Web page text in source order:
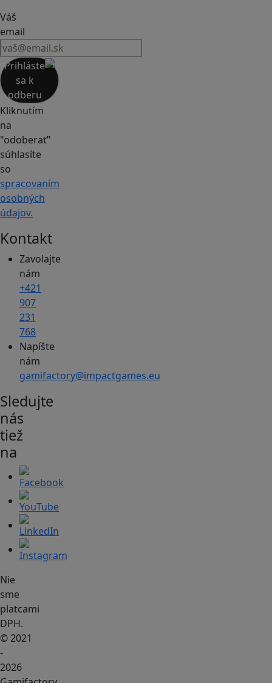
Váš
email
Prihláste
sa k
odberu
Kliknutím
na
"odoberať"
súhlasíte
so
spracovaním
osobných
údajov.
Kontakt
Zavolajte
nám
+421
907
231
768
Napíšte
nám
gamifactory@impactgames.eu
Sledujte
nás
tiež
na
Nie
sme
platcami
DPH.
© 2021
-
2026